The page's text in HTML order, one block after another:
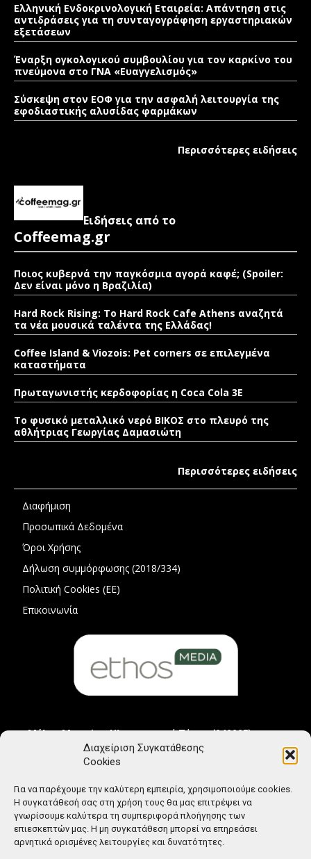
Διαχείριση Συγκατάθεσης
Cookies
Για να παρέχουμε την καλύτερη εμπειρία, χρησιμοποιούμε cookies.
Η συγκατάθεσή σας στη χρήση τους θα μας επιτρέψει να
γνωρίσουμε καλύτερα τη συμπεριφορά πλοήγησης των
επιεσκεπτών μας. Η μη συγκατάθεση μπορεί να επηρεάσει
αρνητικά ορισμένες λειτουργίες και δυνατότητες.
Ελληνική Ενδοκρινολογική Εταιρεία: Απάντηση στις
αντιδράσεις για τη συνταγογράφηση εργαστηριακών
εξετάσεων
Έναρξη ογκολογικού συμβουλίου για τον καρκίνο του
πνεύμονα στο ΓΝΑ «Ευαγγελισμός»
Σύσκεψη στον ΕΟΦ για την ασφαλή λειτουργία της
εφοδιαστικής αλυσίδας φαρμάκων
Περισσότερες ειδήσεις
Ειδήσεις από το
Coffeemag.gr
Ποιος κυβερνά την παγκόσμια αγορά καφέ; (Spoiler:
Δεν είναι μόνο η Βραζιλία)
Hard Rock Rising: Το Hard Rock Cafe Athens αναζητά
τα νέα μουσικά ταλέντα της Ελλάδας!
Coffee Island & Viozois: Pet corners σε επιλεγμένα
καταστήματα
Πρωταγωνιστής κερδοφορίας η Coca Cola 3E
Το φυσικό μεταλλικό νερό ΒΙΚΟΣ στο πλευρό της
αθλήτριας Γεωργίας Δαμασιώτη
Περισσότερες ειδήσεις
Διαφήμιση
Προσωπικά Δεδομένα
Όροι Χρήσης
Δήλωση συμμόρφωσης (2018/334)
Πολιτική Cookies (ΕΕ)
Επικοινωνία
Μέλος Μητρώου Ηλεκτρονικού Τύπου (242225)